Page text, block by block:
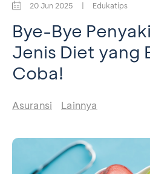
20 Jun 2025 | Edukatips
Bye-Bye
Jenis Diet yang
Coba!
Asuransi Lainnya